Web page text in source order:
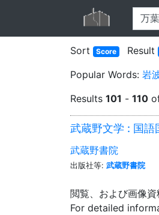
Sort Score Result
Popular Words: 岩
Results 101 - 110
武蔵野文学 : 国
武蔵野書院
出版社等: 武蔵野書院
閲覧、および画像
For detailed